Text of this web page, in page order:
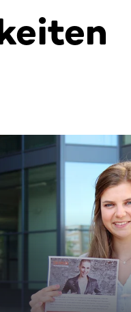
Tab-Taste oder